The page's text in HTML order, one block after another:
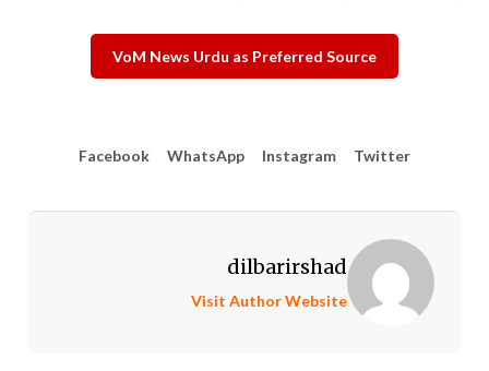
VoM News Urdu as Preferred Source
Facebook WhatsApp Instagram Twitter
dilbarirshad
Visit Author Website